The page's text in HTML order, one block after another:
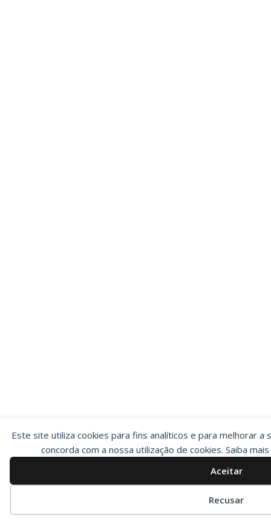
Este site utiliza cookies para fins analíticos e para melhorar a
concorda com a nossa utilização de cookies. Saiba
Aceitar
Recusar